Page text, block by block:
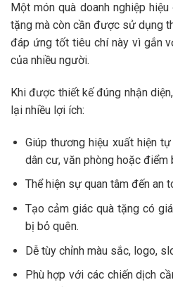
Một món quà doanh nghiệp
tặng mà còn cần được sử dụng
đáp ứng tốt tiêu chí này vì gắn
của nhiều người.
Khi được thiết kế đúng nhận
lại nhiều lợi ích:
Giúp thương hiệu xuất hiện
dân cư, văn phòng hoặc điểm
Thể hiện sự quan tâm đến an
Tạo cảm giác quà tặng có
bị bỏ quên.
Dễ tùy chỉnh màu sắc, logo,
Phù hợp với các chiến dịch